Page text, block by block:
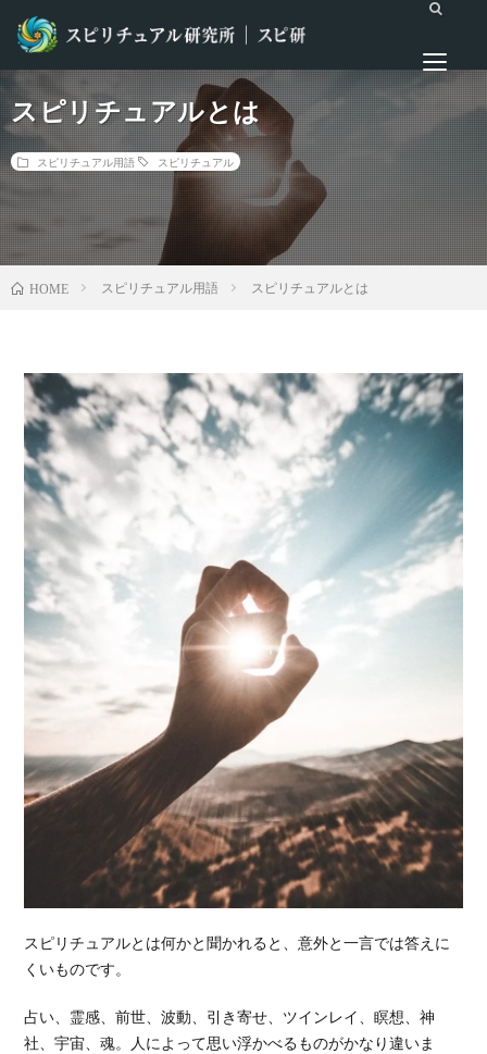
スピリチュアルとは
スピリチュアル用語 スピリチュアル
HOME スピリチュアル用語 スピリチュアルとは
スピリチュアルとは何かと聞かれると、意外と一言では答えに
くいものです。
占い、霊感、前世、波動、引き寄せ、ツインレイ、瞑想、神
社、宇宙、魂。人によって思い浮かべるものがかなり違いま